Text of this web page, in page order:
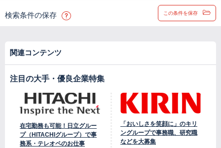
検索条件の保存 この条件を保存
関連コンテンツ
注目の大手・優良企業特集
在宅勤務も可能！日立グルー
プ（HITACHIグループ）で事
務系・テレオペのお仕事
「おいしさを笑顔に」のキリ
ングループで事務職、研究職
などを大募集